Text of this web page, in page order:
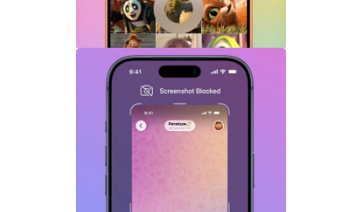
Telegram GIF标题功能上线：动态图也能
添加文字说明与表情内容